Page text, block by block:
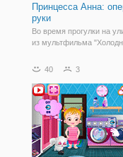
Принцесса Анна:
руки
Во время прогулки на
из мультфильма
сломала себе руку.
вмешательство
игре "Принцесса Анна:
руки" вам
40 3